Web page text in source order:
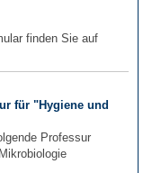
finden Sie auf
für "Hygiene und
Professur